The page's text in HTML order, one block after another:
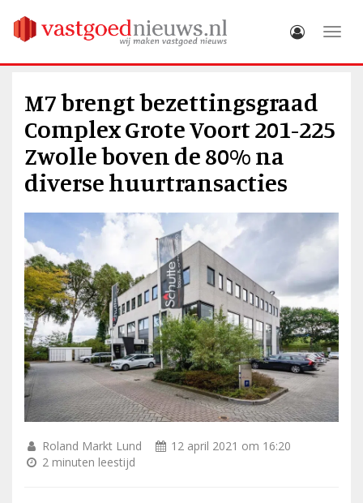
M7 brengt bezettingsgraad
Complex Grote Voort 201-225
Zwolle boven de 80% na
diverse huurtransacties
Roland Markt Lund
12 april 2021 om 16:20
2 minuten leestijd